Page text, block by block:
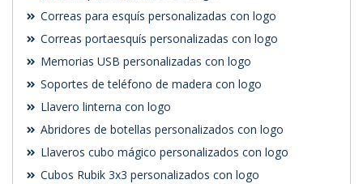
Correas para esquís personalizadas con logo
Correas portaesquís personalizadas con logo
Memorias USB personalizadas con logo
Soportes de teléfono de madera con logo
Llavero linterna con logo
Abridores de botellas personalizados con logo
Llaveros cubo mágico personalizados con logo
Cubos Rubik 3x3 personalizados con logo